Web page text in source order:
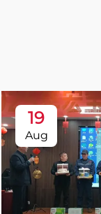
19
Aug